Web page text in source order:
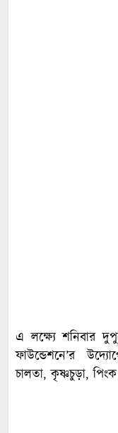
এ লক্ষ্যে শনিবার
ফাউন্ডেশনে’র
চালতা, কৃষ্ণচুড়া,